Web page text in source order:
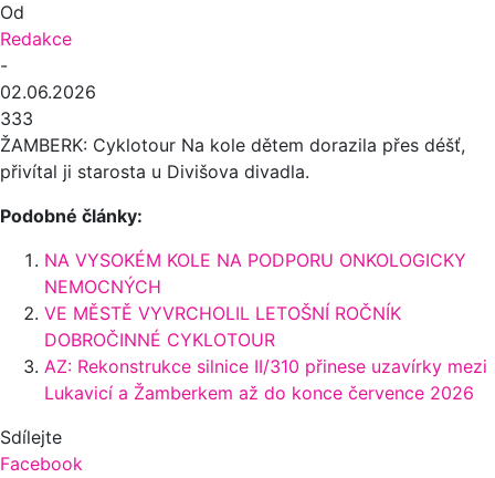
Od
Redakce
-
02.06.2026
333
ŽAMBERK: Cyklotour Na kole dětem dorazila přes déšť,
přivítal ji starosta u Divišova divadla.
Podobné články:
NA VYSOKÉM KOLE NA PODPORU ONKOLOGICKY
NEMOCNÝCH
VE MĚSTĚ VYVRCHOLIL LETOŠNÍ ROČNÍK
DOBROČINNÉ CYKLOTOUR
AZ: Rekonstrukce silnice II/310 přinese uzavírky mezi
Lukavicí a Žamberkem až do konce července 2026
Sdílejte
Facebook